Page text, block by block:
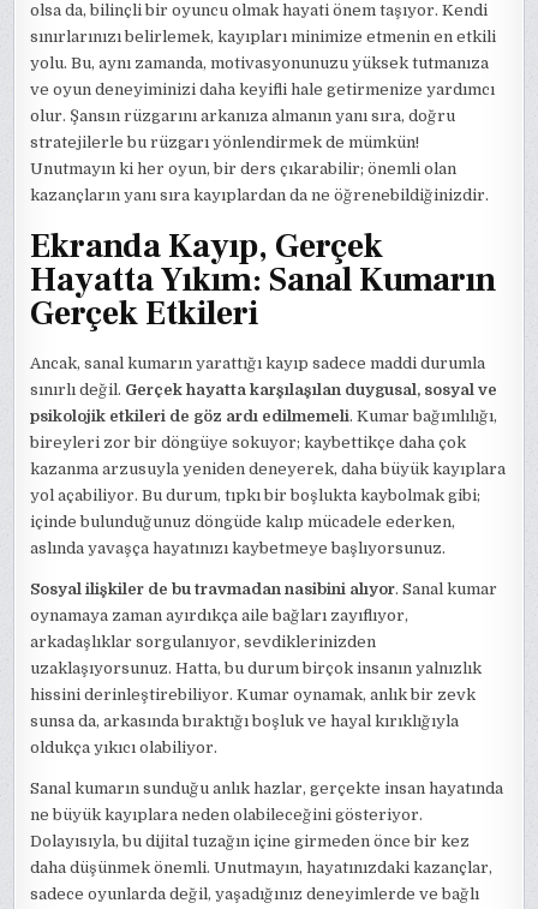
olsa da, bilinçli bir oyuncu olmak hayati önem taşıyor. Kendi
sınırlarınızı belirlemek, kayıpları minimize etmenin en etkili
yolu. Bu, aynı zamanda, motivasyonunuzu yüksek tutmanıza
ve oyun deneyiminizi daha keyifli hale getirmenize yardımcı
olur. Şansın rüzgarını arkanıza almanın yanı sıra, doğru
stratejilerle bu rüzgarı yönlendirmek de mümkün!
Unutmayın ki her oyun, bir ders çıkarabilir; önemli olan
kazançların yanı sıra kayıplardan da ne öğrenebildiğinizdir.
Ekranda Kayıp, Gerçek
Hayatta Yıkım: Sanal Kumarın
Gerçek Etkileri
Ancak, sanal kumarın yarattığı kayıp sadece maddi durumla
sınırlı değil. Gerçek hayatta karşılaşılan duygusal, sosyal ve
psikolojik etkileri de göz ardı edilmemeli. Kumar bağımlılığı,
bireyleri zor bir döngüye sokuyor; kaybettikçe daha çok
kazanma arzusuyla yeniden deneyerek, daha büyük kayıplara
yol açabiliyor. Bu durum, tıpkı bir boşlukta kaybolmak gibi;
içinde bulunduğunuz döngüde kalıp mücadele ederken,
aslında yavaşça hayatınızı kaybetmeye başlıyorsunuz.
Sosyal ilişkiler de bu travmadan nasibini alıyor. Sanal kumar
oynamaya zaman ayırdıkça aile bağları zayıflıyor,
arkadaşlıklar sorgulanıyor, sevdiklerinizden
uzaklaşıyorsunuz. Hatta, bu durum birçok insanın yalnızlık
hissini derinleştirebiliyor. Kumar oynamak, anlık bir zevk
sunsa da, arkasında bıraktığı boşluk ve hayal kırıklığıyla
oldukça yıkıcı olabiliyor.
Sanal kumarın sunduğu anlık hazlar, gerçekte insan hayatında
ne büyük kayıplara neden olabileceğini gösteriyor.
Dolayısıyla, bu dijital tuzağın içine girmeden önce bir kez
daha düşünmek önemli. Unutmayın, hayatınızdaki kazançlar,
sadece oyunlarda değil, yaşadığınız deneyimlerde ve bağlı